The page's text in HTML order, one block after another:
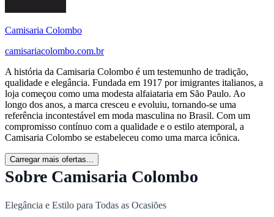
Camisaria Colombo
camisariacolombo.com.br
A história da Camisaria Colombo é um testemunho de tradição,
qualidade e elegância. Fundada em 1917 por imigrantes italianos, a
loja começou como uma modesta alfaiataria em São Paulo. Ao
longo dos anos, a marca cresceu e evoluiu, tornando-se uma
referência incontestável em moda masculina no Brasil. Com um
compromisso contínuo com a qualidade e o estilo atemporal, a
Camisaria Colombo se estabeleceu como uma marca icônica.
Carregar mais ofertas...
Sobre Camisaria Colombo
Elegância e Estilo para Todas as Ocasiões